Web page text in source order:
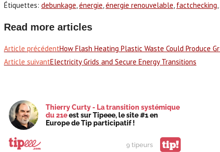
Étiquettes: debunkage, énergie, énergie renouvelable, factchecking,
Read more articles
Article précédentHow Flash Heating Plastic Waste Could Produce
Article suivantElectricity Grids and Secure Energy Transitions
Thierry Curty - La transition systémique
du 21eest sur Tipeee, le site #1 en
Europe de Tip participatif !
9 tipeurs tip!